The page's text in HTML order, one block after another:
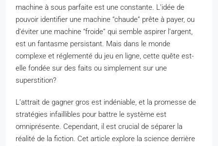
machine à sous parfaite est une constante. L’idée de
pouvoir identifier une machine “chaude” prête à payer, ou
d’éviter une machine “froide” qui semble aspirer l’argent,
est un fantasme persistant. Mais dans le monde
complexe et réglementé du jeu en ligne, cette quête est-
elle fondée sur des faits ou simplement sur une
superstition?
L’attrait de gagner gros est indéniable, et la promesse de
stratégies infaillibles pour battre le système est
omniprésente. Cependant, il est crucial de séparer la
réalité de la fiction. Cet article explore la science derrière